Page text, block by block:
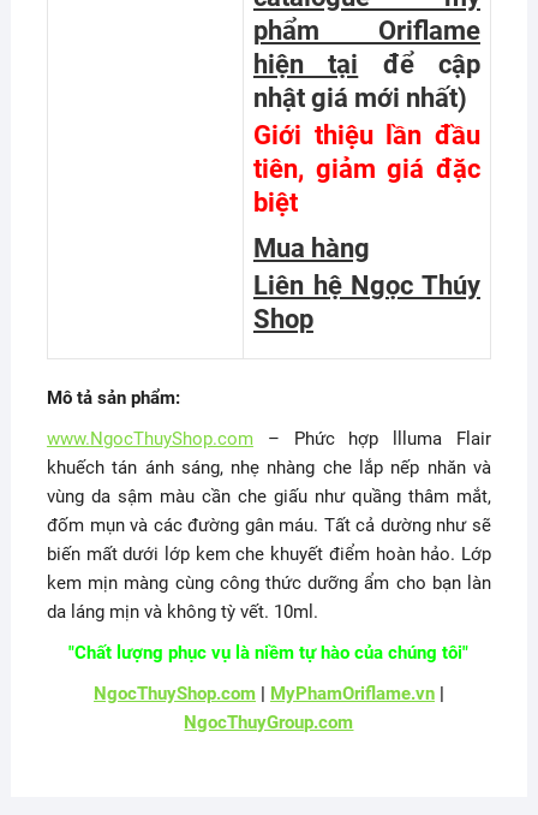
phẩm Oriflame
hiện tại
để cập
nhật giá mới nhất)
Giới thiệu lần đầu
tiên, giảm giá đặc
biệt
Mua hàng
Liên hệ Ngọc Thúy
Shop
Mô tả sản phẩm:
www.NgocThuyShop.com– Phức hợp llluma Flair
khuếch tán ánh sáng, nhẹ nhàng che lắp nếp nhăn và
vùng da sậm màu cần che giấu như quầng thâm mắt,
đốm mụn và các đường gân máu. Tất cả dường như sẽ
biến mất dưới lớp kem che khuyết điểm hoàn hảo. Lớp
kem mịn màng cùng công thức dưỡng ẩm cho bạn làn
da láng mịn và không tỳ vết. 10ml.
"Chất lượng phục vụ là niềm tự hào của chúng tôi"
NgocThuyShop.com| MyPhamOriflame.vn|
NgocThuyGroup.com